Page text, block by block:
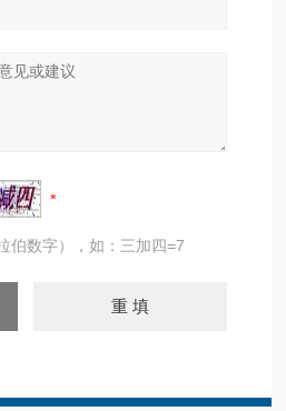
伯数字），如：三加四=7